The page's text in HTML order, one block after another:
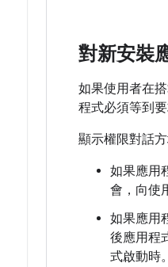
對新安裝
如果使用者在
程式必須等到
顯示權限對話
如果應用
會，向使
如果應用
後應用程
式啟動時